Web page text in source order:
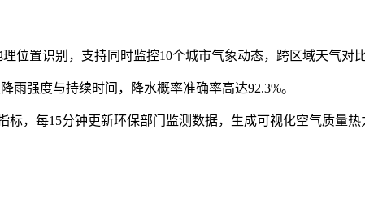
位置识别，支持同时监控10个城市气象动态，跨区域天气对
雨强度与持续时间，降水概率准确率高达92.3%。
，每15分钟更新环保部门监测数据，生成可视化空气质量热